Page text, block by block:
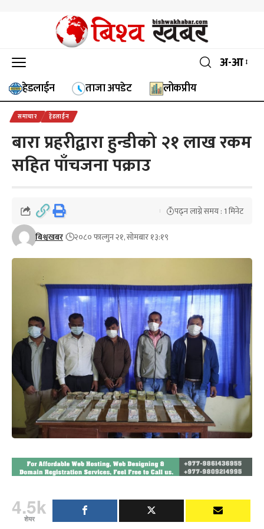
अ-आ
हेडलाईन ताजा अपडेट लोकप्रीय
समाचार हेडलाईन
बारा प्रहरीद्वारा हुन्डीको २१ लाख रकम
सहित पाँचजना पक्राउ
बिश्वखबर २०८० फाल्गुन २१, सोमबार १३:१९
पढ्न लाग्ने समय : 1 मिनेट
4.5k
शेयर